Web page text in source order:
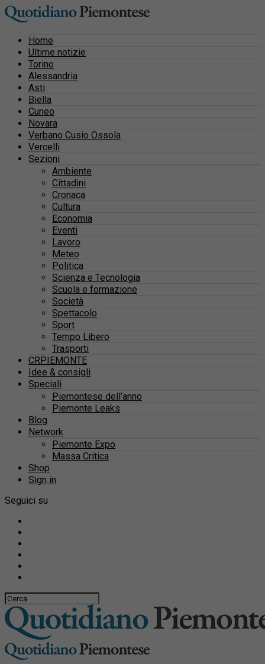
Home
Ultime notizie
Torino
Alessandria
Asti
Biella
Cuneo
Novara
Verbano Cusio Ossola
Vercelli
Sezioni
Ambiente
Cittadini
Cronaca
Cultura
Economia
Eventi
Lavoro
Meteo
Politica
Scienza e Tecnologia
Scuola e formazione
Società
Spettacolo
Sport
Tempo Libero
Trasporti
CRPIEMONTE
Idee & consigli
Speciali
Piemontese dell’anno
Piemonte Leaks
Blog
Network
Piemonte Expo
Massa Critica
Shop
Sign in
Seguici su